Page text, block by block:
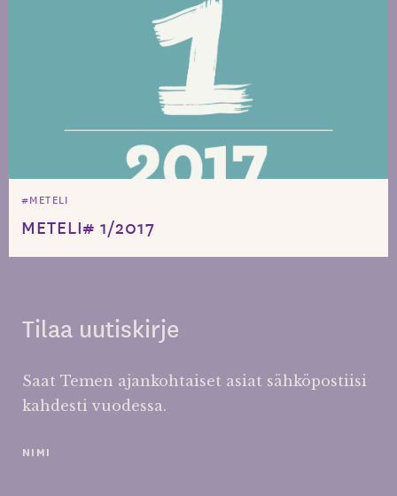
#METELI
METELI# 1/2017
Tilaa uutiskirje
Saat Temen ajankohtaiset asiat sähköpostiisi
kahdesti vuodessa.
NIMI